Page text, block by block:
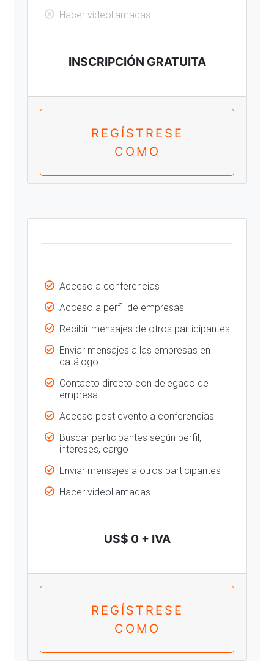
Hacer videollamadas
INSCRIPCIÓN GRATUITA
REGÍSTRESE
COMO
Acceso a conferencias
Acceso a perfil de empresas
Recibir mensajes de otros participantes
Enviar mensajes a las empresas en
catálogo
Contacto directo con delegado de
empresa
Acceso post evento a conferencias
Buscar participantes según perfil,
intereses, cargo
Enviar mensajes a otros participantes
Hacer videollamadas
US$ 0 + IVA
REGÍSTRESE
COMO